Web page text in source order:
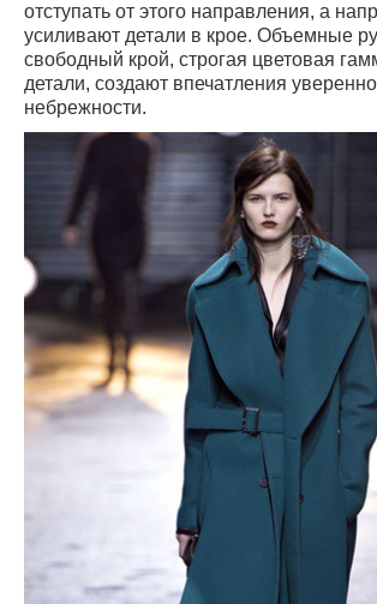
отступать от этого направления, а
усиливают детали в крое. Объемные
свободный крой, строгая цветовая
детали, создают впечатления
небрежности.